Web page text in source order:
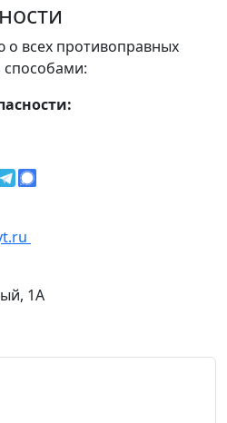
всех противоправных
1А